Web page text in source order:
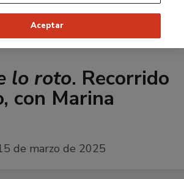
lo roto. Recorrido
con Marina
de marzo de 2025
Aceptar